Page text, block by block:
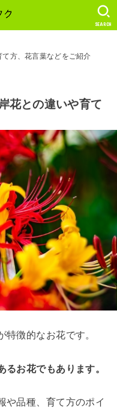
SEARCH
方、花言葉などをご紹介
花との違いや育て
特徴的なお花です。
るお花でもあります。
や品種、育て方のポイ